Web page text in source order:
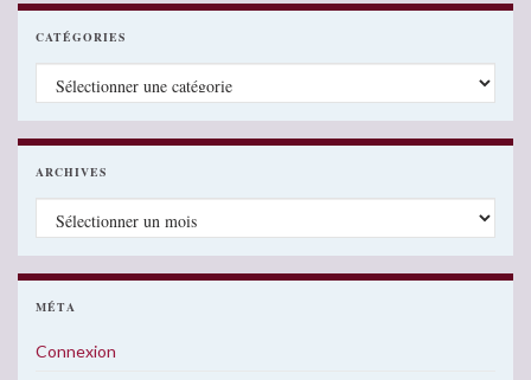
CATÉGORIES
Catégories
ARCHIVES
Archives
MÉTA
Connexion